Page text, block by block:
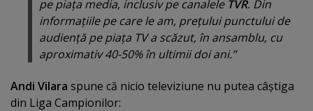
pe piaţa media, inclusiv pe canalele TVR. Din
informaţiile pe care le am, preţului punctului de
audienţă pe piaţa TV a scăzut, în ansamblu, cu
aproximativ 40-50% în ultimii doi ani.”
Andi Vilara spune că nicio televiziune nu putea câştiga
din Liga Campionilor: